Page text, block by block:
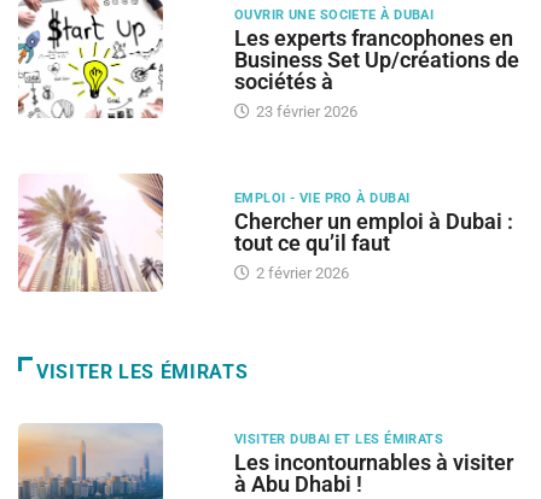
OUVRIR UNE SOCIETE À DUBAI
Les experts francophones en
Business Set Up/créations de
sociétés à
23 février 2026
EMPLOI - VIE PRO À DUBAI
Chercher un emploi à Dubai :
tout ce qu’il faut
2 février 2026
VISITER LES ÉMIRATS
VISITER DUBAI ET LES ÉMIRATS
Les incontournables à visiter
à Abu Dhabi !